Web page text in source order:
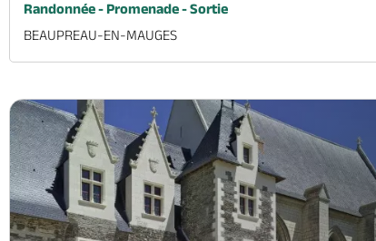
Randonnée - Promenade - Sortie
BEAUPREAU-EN-MAUGES